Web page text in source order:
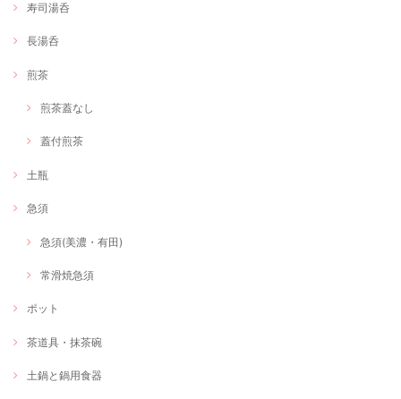
寿司湯呑
長湯呑
煎茶
煎茶蓋なし
蓋付煎茶
土瓶
急須
急須(美濃・有田)
常滑焼急須
ポット
茶道具・抹茶碗
土鍋と鍋用食器